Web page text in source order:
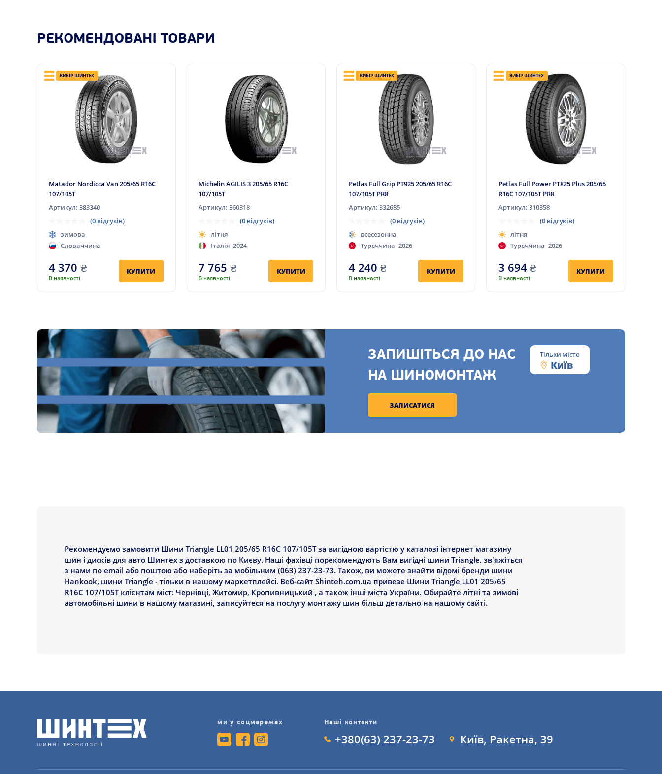
РЕКОМЕНДОВАНІ ТОВАРИ
ВИБІР ШИНТЕХ
Matador Nordicca Van 205/65 R16C
107/105T
Артикул: 383340
(0 відгуків)
зимова
Словаччина
4 370 ₴
В наявності
КУПИТИ
Michelin AGILIS 3 205/65 R16C
107/105T
Артикул: 360318
(0 відгуків)
літня
Італія 2024
7 765 ₴
В наявності
КУПИТИ
ВИБІР ШИНТЕХ
Petlas Full Grip PT925 205/65 R16C
107/105T PR8
Артикул: 332685
(0 відгуків)
всесезонна
Туреччина 2026
4 240 ₴
В наявності
КУПИТИ
ВИБІР ШИНТЕХ
Petlas Full Power PT825 Plus 205/65
R16C 107/105T PR8
Артикул: 310358
(0 відгуків)
літня
Туреччина 2026
3 694 ₴
В наявності
КУПИТИ
ЗАПИШІТЬСЯ ДО НАС
НА ШИНОМОНТАЖ
Тільки місто
Київ
ЗАПИСАТИСЯ
Рекомендуємо замовити Шини Triangle LL01 205/65 R16C 107/105T за вигідною вартістю у каталозі інтернет магазину
шин і дисків для авто Шинтех з доставкою по Києву. Наші фахівці порекомендують Вам вигідні шини Triangle, зв'яжіться
з нами по email або поштою або наберіть за мобільним (063) 237-23-73. Також, ви можете знайти відомі бренди шини
Hankook, шини Triangle - тільки в нашому маркетплейсі. Веб-сайт Shinteh.com.ua привезе Шини Triangle LL01 205/65
R16C 107/105T клієнтам міст: Чернівці, Житомир, Кропивницький , а також інші міста України. Обирайте літні та зимові
автомобільні шини в нашому магазині, записуйтеся на послугу монтажу шин більш детально на нашому сайті.
ми у соцмережах Наші контакти
+380(63) 237-23-73 Київ, Ракетна, 39